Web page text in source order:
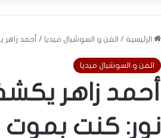
الرئيسية / الفن و السوشيال ميديا / أحمد
الفن و السوشيال ميديا
أحمد زاهر
نور: كنت